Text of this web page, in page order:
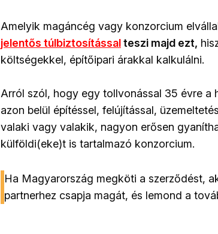
Amelyik magáncég vagy konzorcium
jelentős túlbiztosítássalteszi majd ezt,
költségekkel, építőipari árakkal kalkulálni.
Arról szól, hogy egy tollvonással 35 évre
azon belül építéssel, felújítással,
valaki vagy valakik, nagyon erősen
külföldi(eke)t is tartalmazó konzorcium.
Ha Magyarország megköti a szerződést,
partnerhez csapja magát, és lemond a